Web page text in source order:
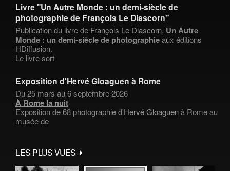
Livre "Un Autre Monde : un demi-siècle de
photographie de François Le Diascorn"
Publication du livre de François Le Diascorn, Un Autre
Monde : un demi-siècle de photographieaux éditions
HDiffusion.
Le livre sort
Exposition d'Hervé Gloaguen à Rome
Du 25 mars au 6 septembre 2026
À Rome la nuit
Exposition de 68 photographie d'Hervé Gloaguenà Rome au
musée de
LES PLUS VUES